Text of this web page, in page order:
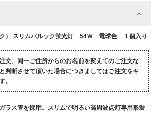
） スリムパルック蛍光灯 54Ｗ 電球色 １個入り
文、同一ご住所からのお名前を変えてのご注文な
判断させて頂いた場合につきましてはご注文をキ
。
ラス管を採用。スリムで明るい高周波点灯専用形蛍